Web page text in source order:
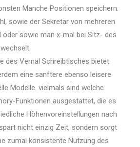
Manche Positionen speichern.
sowie der Sekretär von mehreren
sowie man x-mal bei Sitz- des
des Vernal Schreibtisches bietet
eine sanftere ebenso leisere
Modelle. vielmals sind welche
Funktionen ausgestattet, die es
Höhenvoreinstellungen nach
nicht einzig Zeit, sondern sorgt
zumal konsistente Nutzung des